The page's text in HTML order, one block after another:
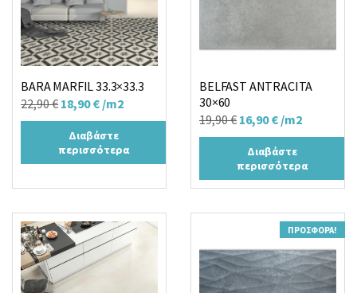
BARA MARFIL 33.3×33.3
22,90€ Original
price
was:
22,90 €.
18,90€Η
τρέχουσα
τιμή
είναι:
/m2
Διαβάστε
περισσότερα
BELFAST ANTRACITA
30×60
19,90€ Original
price
was:
19,90 €.
16,90€Η
τρέχουσα
τιμή
είναι:
/m2
Διαβάστε
περισσότερα
ΠΡΟΣΦΟΡΆ!